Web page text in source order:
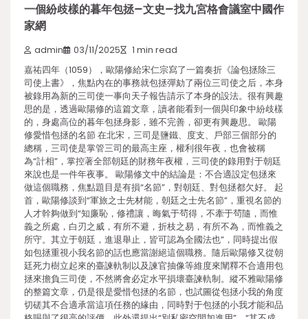
一個紛歧樣的暮年包拯–文史–找九宮格會議室中國作
家網
admin 03/11/2025 1 min read
嘉祐四年（1059），歐陽修給宋仁宗寫了一篇奏折《論包拯除三
司使上書》，焦點內在的事務就包拯彈劾了兩位三司使之后，本身
被錄用為新的三司使一事向天子報告請示了本身的設法。很有興趣
思的是，透過歐陽修的這篇文章，讀者能看到一個與印象中紛歧樣
的，身處高位的暮年包拯身影，雖不完善，卻更有興趣思。 歐陽
修愛惜包拯的名節 在北宋，三司是鹽鐵、度支、戶部三個部分的
總稱，三司使是掌管三司的最高主座，權利很年夜，也會被稱
為“計相”，掌控著全部朝廷的財務年夜權，三司使的錄用對于朝廷
來說也是一件年夜事。 歐陽修文中的結論是：不合適設定包拯來
做這個職務，焦點題目是有損“名節”，對朝廷、對包拯都欠好。 起
首，歐陽修談到“軍旅之士先材能，朝廷之士先名節”，重視名節的
人才幹夠做到“知廉恥，修禮讓，晦氣于茍得，不牽于茍隨，而惟
義之所處，白刃之威，有所不避，折枝之易，有所不為，而惟義之
所守。其立于朝廷，進退舉止，皆可認為全國法也”，同時提出假
如包拯重視小我名節的話也應當謝絕這個職務。隨后歐陽修又從朝
廷死力樹立起來的臺諫軌制以及諫官抽像等維度來闡釋不合適用包
拯來擔負三司使，不然將會必定水平損壞臺諫軌制。縱不雅歐陽修
的整篇文章，仍是很是愛惜包拯的名節，也試圖從包拯小我的角度
切磋其不合適承當這項任務的緣由，同時對于包拯的小我才能和品